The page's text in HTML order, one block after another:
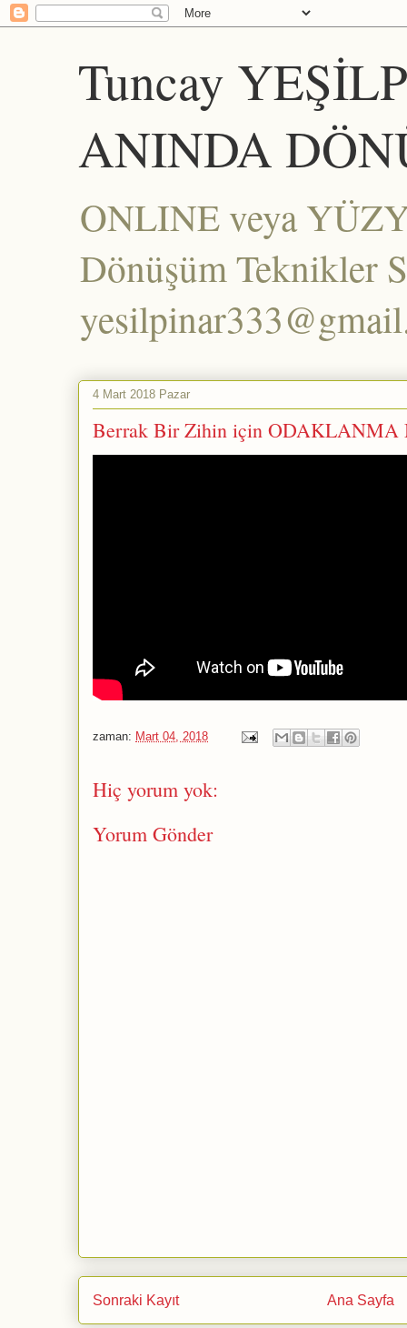
Tuncay
ANINDA
ONLINE veya
Dönüşüm Teknikler
4 Mart 2018 Pazar
Berrak Bir Zihin için ODAKLANMA
zaman: Mart 04, 2018
Hiç yorum yok:
Yorum Gönder
Sonraki Kayıt Ana Sayfa